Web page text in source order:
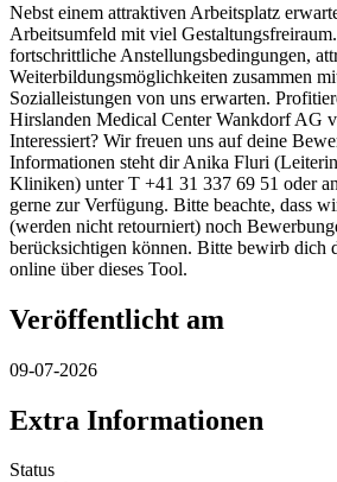
Nebst einem attraktiven Arbeitsplatz
Arbeitsumfeld mit viel
fortschrittliche Anstellungsbedingungen,
Weiterbildungsmöglichkeiten zusammen
Sozialleistungen von uns erwarten.
Hirslanden Medical Center Wankdorf AG
Interessiert? Wir freuen uns auf deine
Informationen steht dir Anika Fluri
Kliniken) unter T +41 31 337 69 51 oder
gerne zur Verfügung. Bitte beachte, dass
(werden nicht retourniert) noch
berücksichtigen können. Bitte bewirb dich
online über dieses Tool.
Veröffentlicht am
09-07-2026
Extra Informationen
Status